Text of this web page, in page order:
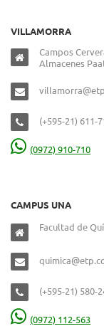
VILLAMORRA
Campos
Almacenes
(+595-21) 611-
(0972) 910-710
CAMPUS UNA
Facultad de
(+595-21) 580-
(0972) 112-563